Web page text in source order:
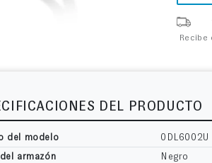
DEL PRODUCTO
del modelo
0DL6002U
armazón
Negro